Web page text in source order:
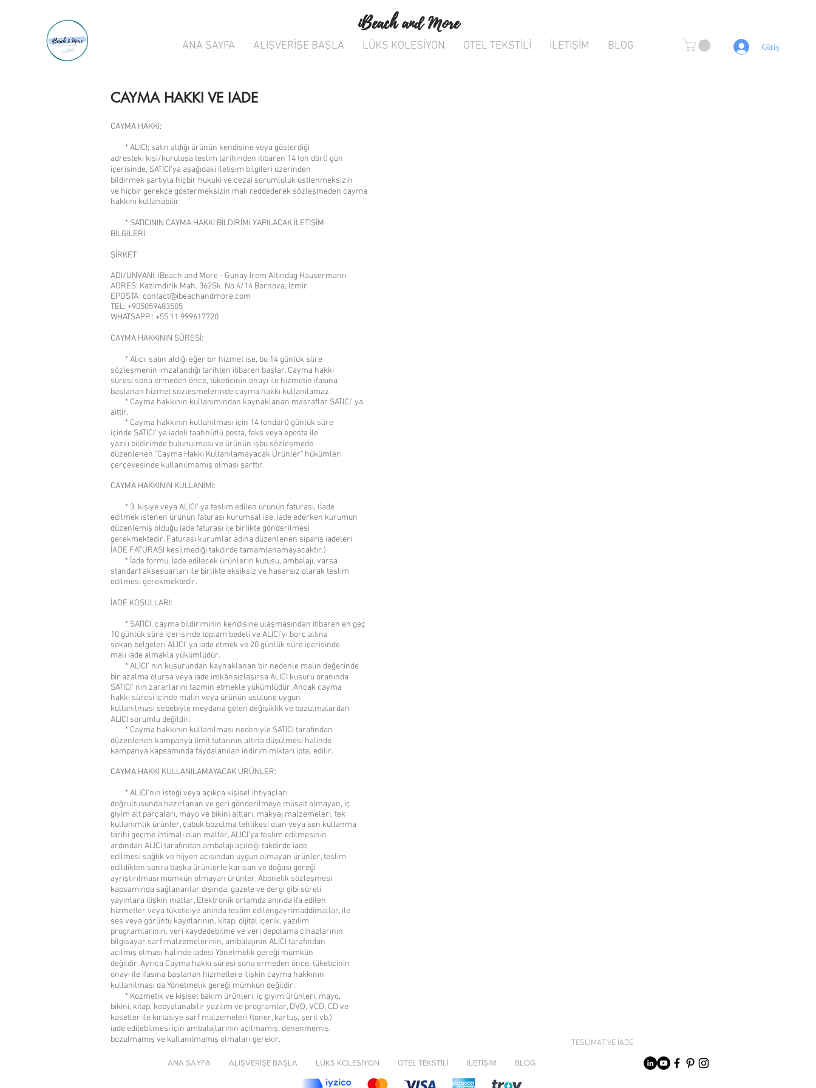
iBeach and More
ANA SAYFA ALIŞVERİŞE BAŞLA LÜKS KOLESİYON OTEL TEKSTİLİ İLETİŞİM BLOG Giriş
CAYMA HAKKI VE IADE
CAYMA HAKKI:
* ALICI; satın aldığı ürünün kendisine veya gösterdiği
adresteki kişi/kuruluşa teslim tarihinden itibaren 14 (on dört) gün
içerisinde, SATICI’ya aşağıdaki iletişim bilgileri üzerinden
bildirmek şartıyla hiçbir hukuki ve cezai sorumluluk üstlenmeksizin
ve hiçbir gerekçe göstermeksizin malı reddederek sözleşmeden cayma
hakkını kullanabilir.
* SATICININ CAYMA HAKKI BİLDİRİMİ YAPILACAK İLETİŞİM
BİLGİLERİ:
ŞİRKET
ADI/UNVANI: iBeach and More - Gunay Irem Altindag Hausermann
ADRES: Kazimdirik Mah. 362Sk. No.4/14 Bornova, Izmir
EPOSTA: contact@ibeachandmore.com
TEL: +905059483505
WHATSAPP : +55 11 999617720
CAYMA HAKKININ SÜRESİ:
* Alıcı, satın aldığı eğer bir hizmet ise, bu 14 günlük süre
sözleşmenin imzalandığı tarihten itibaren başlar. Cayma hakkı
süresi sona ermeden önce, tüketicinin onayı ile hizmetin ifasına
başlanan hizmet sözleşmelerinde cayma hakkı kullanılamaz.
* Cayma hakkının kullanımından kaynaklanan masraflar SATICI’ ya
aittir.
* Cayma hakkının kullanılması için 14 (ondört) günlük süre
içinde SATICI' ya iadeli taahhütlü posta, faks veya eposta ile
yazılı bildirimde bulunulması ve ürünün işbu sözleşmede
düzenlenen "Cayma Hakkı Kullanılamayacak Ürünler" hükümleri
çerçevesinde kullanılmamış olması şarttır.
CAYMA HAKKININ KULLANIMI:
* 3. kişiye veya ALICI’ ya teslim edilen ürünün faturası, (İade
edilmek istenen ürünün faturası kurumsal ise, iade ederken kurumun
düzenlemiş olduğu iade faturası ile birlikte gönderilmesi
gerekmektedir. Faturası kurumlar adına düzenlenen sipariş iadeleri
İADE FATURASI kesilmediği takdirde tamamlanamayacaktır.)
* İade formu, İade edilecek ürünlerin kutusu, ambalajı, varsa
standart aksesuarları ile birlikte eksiksiz ve hasarsız olarak teslim
edilmesi gerekmektedir.
İADE KOŞULLARI:
* SATICI, cayma bildiriminin kendisine ulaşmasından itibaren en geç
10 günlük süre içerisinde toplam bedeli ve ALICI’yı borç altına
sokan belgeleri ALICI’ ya iade etmek ve 20 günlük süre içerisinde
malı iade almakla yükümlüdür.
* ALICI’ nın kusurundan kaynaklanan bir nedenle malın değerinde
bir azalma olursa veya iade imkânsızlaşırsa ALICI kusuru oranında
SATICI’ nın zararlarını tazmin etmekle yükümlüdür. Ancak cayma
hakkı süresi içinde malın veya ürünün usulüne uygun
kullanılması sebebiyle meydana gelen değişiklik ve bozulmalardan
ALICI sorumlu değildir.
* Cayma hakkının kullanılması nedeniyle SATICI tarafından
düzenlenen kampanya limit tutarının altına düşülmesi halinde
kampanya kapsamında faydalanılan indirim miktarı iptal edilir.
CAYMA HAKKI KULLANILAMAYACAK ÜRÜNLER:
* ALICI’nın isteği veya açıkça kişisel ihtiyaçları
doğrultusunda hazırlanan ve geri gönderilmeye müsait olmayan, iç
giyim alt parçaları, mayo ve bikini altları, makyaj malzemeleri, tek
kullanımlık ürünler, çabuk bozulma tehlikesi olan veya son kullanma
tarihi geçme ihtimali olan mallar, ALICI’ya teslim edilmesinin
ardından ALICI tarafından ambalajı açıldığı takdirde iade
edilmesi sağlık ve hijyen açısından uygun olmayan ürünler, teslim
edildikten sonra başka ürünlerle karışan ve doğası gereği
ayrıştırılması mümkün olmayan ürünler, Abonelik sözleşmesi
kapsamında sağlananlar dışında, gazete ve dergi gibi süreli
yayınlara ilişkin mallar, Elektronik ortamda anında ifa edilen
hizmetler veya tüketiciye anında teslim edilengayrimaddimallar, ile
ses veya görüntü kayıtlarının, kitap, dijital içerik, yazılım
programlarının, veri kaydedebilme ve veri depolama cihazlarının,
bilgisayar sarf malzemelerinin, ambalajının ALICI tarafından
açılmış olması halinde iadesi Yönetmelik gereği mümkün
değildir. Ayrıca Cayma hakkı süresi sona ermeden önce, tüketicinin
onayı ile ifasına başlanan hizmetlere ilişkin cayma hakkının
kullanılması da Yönetmelik gereği mümkün değildir.
* Kozmetik ve kişisel bakım ürünleri, iç giyim ürünleri, mayo,
bikini, kitap, kopyalanabilir yazılım ve programlar, DVD, VCD, CD ve
kasetler ile kırtasiye sarf malzemeleri (toner, kartuş, şerit vb.)
iade edilebilmesi için ambalajlarının açılmamış, denenmemiş,
bozulmamış ve kullanılmamış olmaları gerekir.
ANA SAYFA ALIŞVERİŞE BAŞLA LÜKS KOLESİYON OTEL TEKSTİLİ İLETİŞİM BLOG
TESLİMAT VE İADE